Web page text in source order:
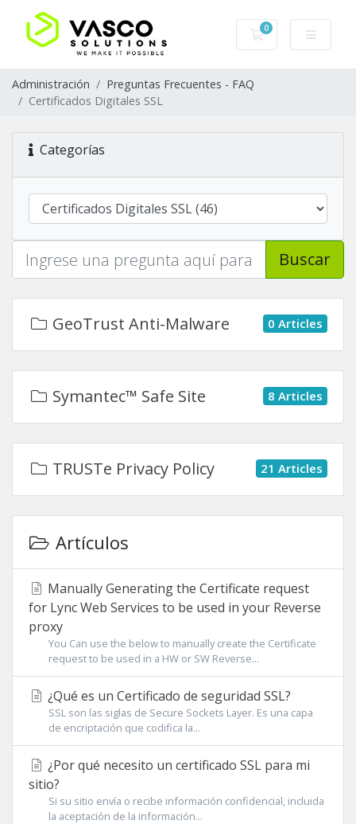
0
Carro de Pedidos
Administración
Preguntas Frecuentes - FAQ
Certificados Digitales SSL
Categorías
Buscar
GeoTrust Anti-Malware 0 Articles
Symantec™ Safe Site 8 Articles
TRUSTe Privacy Policy 21 Articles
Artículos
Manually Generating the Certificate request
for Lync Web Services to be used in your Reverse
proxy
You Can use the below to manually create the Certificate
request to be used in a HW or SW Reverse...
¿Qué es un Certificado de seguridad SSL?
SSL son las siglas de Secure Sockets Layer. Es una capa
de encriptación que codifica la...
¿Por qué necesito un certificado SSL para mi
sitio?
Si su sitio envía o recibe información confidencial, incluida
la aceptación de la información...